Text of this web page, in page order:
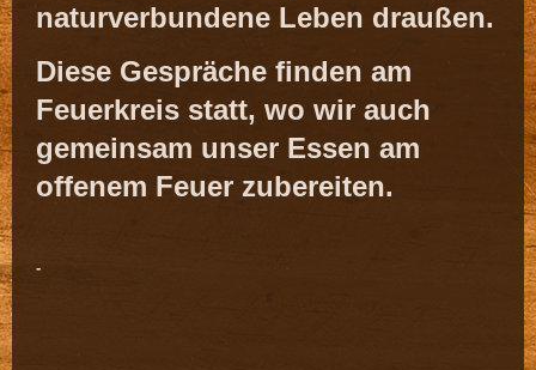
naturverbundene Leben draußen.
Diese Gespräche finden am
Feuerkreis statt, wo wir auch
gemeinsam unser Essen am
offenem Feuer zubereiten.
-